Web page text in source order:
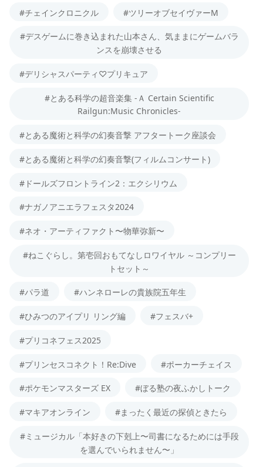
#チェインクロニクル #ツリーオブセイヴァーM
#デスゲームに巻き込まれた山本さん、気ままにゲームバラ
ンスを崩壊させる
#デリシャスパーティ♡プリキュア
#とある科学の超音楽集 -Ａ Certain Scientific
Railgun:Music Chronicles-
#とある魔術と科学の幻奏音撃 アフタートーク座談会
#とある魔術と科学の幻奏音撃(フィルムコンサート)
#ドールズフロントライン2：エクシリウム
#ナガノアニエラフェスタ2024
#ネオ・アーティファクト〜物華弥新〜
#ねこぐらし。第壱回おもてなしロワイヤル ～コンプリー
トセット～
#パラ道 #ハンネローレの貴族院五年生
#ひみつのアイプリ リング編 #フェスバ+
#プリコネフェス2025
#プリンセスコネクト！Re:Dive #ポーカーチェイス
#ポケモンマスターズ EX #ぼる塾の夜ふかしトーク
#マキアオンライン #まったく最近の探偵ときたら
#ミュージカル「本好きの下剋上〜司書になるためには手段
を選んでいられません〜」